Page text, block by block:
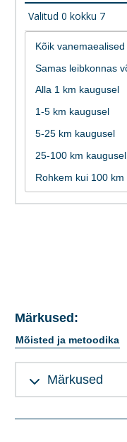
Valitud 0 kokku 7
Märkused:
Mõisted ja metoodika
Märkused